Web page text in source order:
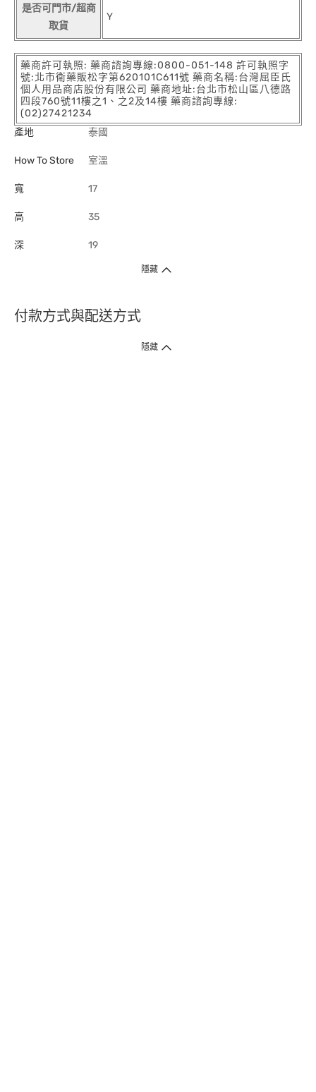
是否可門市/超商
取貨
Y
藥商許可執照: 藥商諮詢專線:0800-051-148 許可執照字
號:北市衛藥販松字第620101C611號 藥商名稱:台灣屈臣氏
個人用品商店股份有限公司 藥商地址:台北市松山區八德路
四段760號11樓之1、之2及14樓 藥商諮詢專線:
(02)27421234
產地
泰國
How To Store 室溫
寬 17
高 35
深 19
隱藏
付款方式與配送方式
隱藏